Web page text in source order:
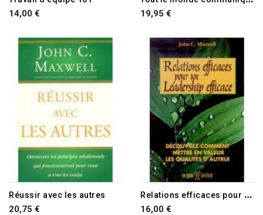
14,00 € 19,95 €
Réussir avec les autres
20,75 €
R
elations efficaces pour un leadership efficace
16,00 €